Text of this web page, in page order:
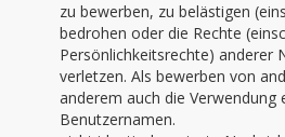
zu bewerben, zu belästigen
bedrohen oder die Rechte
Persönlichkeitsrechte) anderer
verletzen. Als bewerben von
anderem auch die
Benutzernamen.